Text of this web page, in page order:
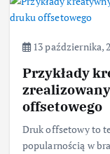
13 października,
Przykłady
offsetowego
Druk offsetowy to
popularnością w